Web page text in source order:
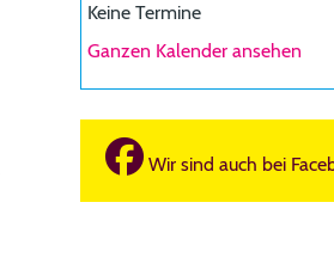
Keine Termine
Ganzen Kalender ansehen
Wir sind auch bei